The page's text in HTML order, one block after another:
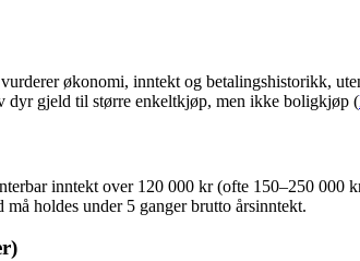
økonomi, inntekt og betalingshistorikk,
dyr gjeld til større enkeltkjøp, men ikke boligkjøp (
inntekt over 120 000 kr (ofte 150–250 000
må holdes under 5 ganger brutto årsinntekt.